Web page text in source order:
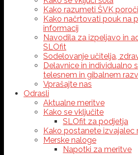
Kako razumeti ŠVK
Kako načrtovati pouk na
informacij
Navodila za izpeljavo in
SLOfit
Sodelovanje učitelja,
Delavnice in individualno
telesnem in gibalnem
Vprašajte nas
Odrasli
Aktualne meritve
Kako se vključite
SLOfit za podjetja
Kako postanete
Merske naloge
Napotki za meritve